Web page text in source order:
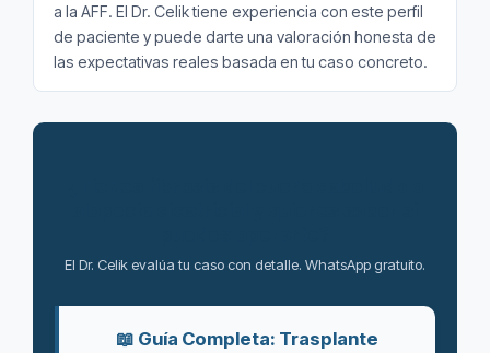
a la AFF. El Dr. Celik tiene experiencia con este perfil
de paciente y puede darte una valoración honesta de
las expectativas reales basada en tu caso concreto.
El Dr. Celik evalúa tu caso con detalle. WhatsApp gratuito.
📖 Guía Completa: Trasplante